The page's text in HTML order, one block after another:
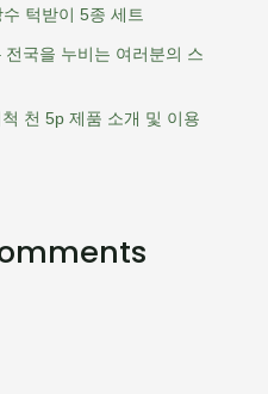
턱받이 5종 세트
국을 누비는 여러분의 스
천 5p 제품 소개 및 이용